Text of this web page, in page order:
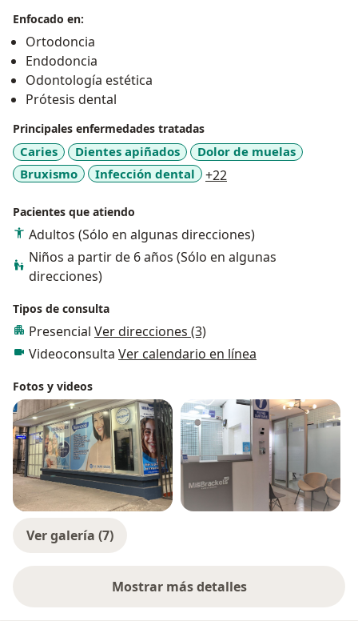
Roma Norte, la cuál se especializa en ortodoncia
funcional y estética además de todos los tratamientos
de odontología general.
Tenemos para ti los mejores productos y servicios
para que puedas lucir con confianza lo más
importante. ¡Tu Sonrisa!
Enfocado en:
Ortodoncia
Endodoncia
Odontología estética
Prótesis dental
Principales enfermedades tratadas
Caries Dientes apiñados
Dolor de muelas
Bruxismo
Infección dental +22
Pacientes que atiendo
Adultos (Sólo en algunas direcciones)
Niños a partir de 6 años (Sólo en algunas
direcciones)
Tipos de consulta
Presencial Ver direcciones (3)
Videoconsulta Ver calendario en línea
Fotos y videos
Ver galería (7)
Mostrar más detalles
sobre la experiencia